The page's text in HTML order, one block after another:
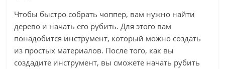
Чтобы быстро собрать чоппер, вам нужно найти
дерево и начать его рубить. Для этого вам
понадобится инструмент, который можно создать
из простых материалов. После того, как вы
создадите инструмент, вы сможете начать рубить